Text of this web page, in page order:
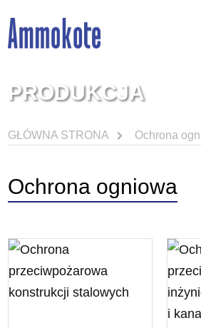
PRODUKCJA
GŁÓWNA STRONA Ochrona
Ochrona ogniowa